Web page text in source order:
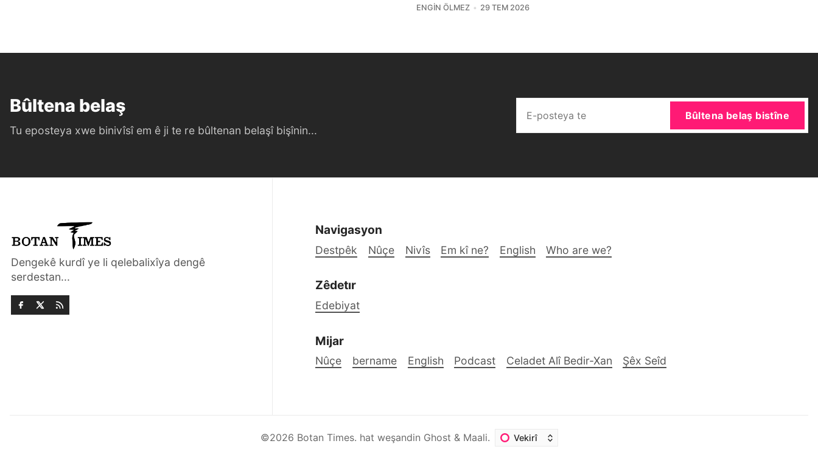
ENGIN ÖLMEZ 29 TEM 2026
Bûltena belaş
Tu eposteya xwe binivîsî em ê ji te re bûltenan belaşî bişînin...
Bûltena belaş bistîne
Dengekê kurdî ye li qelebalixîya dengê
serdestan...
Navigasyon
Destpêk Nûçe Nivîs Em kî ne? English Who are we?
Zêdetır
Edebiyat
Mijar
Nûçe bername English Podcast Celadet Alî Bedir-Xan Şêx Seîd
©2026 Botan Times. hat weşandin Ghost & Maali.